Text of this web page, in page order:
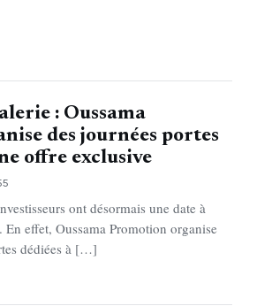
: Oussama
des journées portes
offre exclusive
ont désormais une date à
effet, Oussama Promotion organise
dédiées à […]